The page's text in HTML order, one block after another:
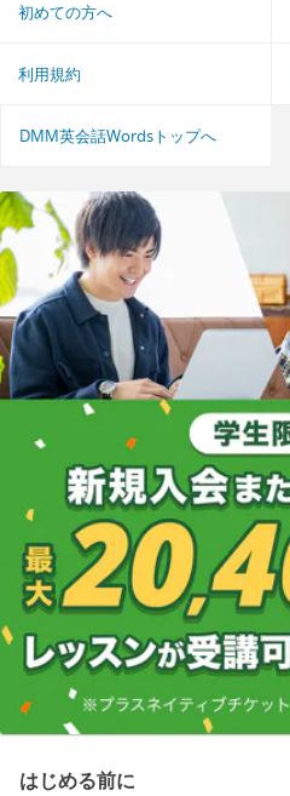
初めての方へ
利用規約
DMM英会話Wordsトップへ
はじめる前に